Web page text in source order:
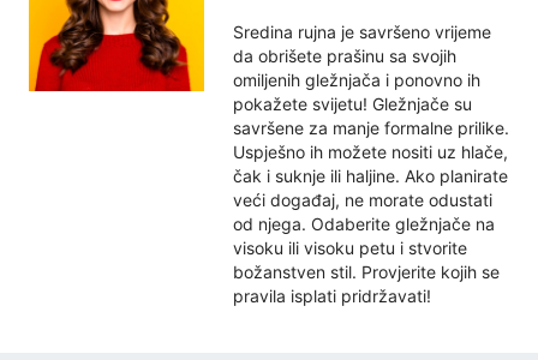
Sredina rujna je savršeno vrijeme
da obrišete prašinu sa svojih
omiljenih gležnjača i ponovno ih
pokažete svijetu! Gležnjače su
savršene za manje formalne prilike.
Uspješno ih možete nositi uz hlače,
čak i suknje ili haljine. Ako planirate
veći događaj, ne morate odustati
od njega. Odaberite gležnjače na
visoku ili visoku petu i stvorite
božanstven stil. Provjerite kojih se
pravila isplati pridržavati!